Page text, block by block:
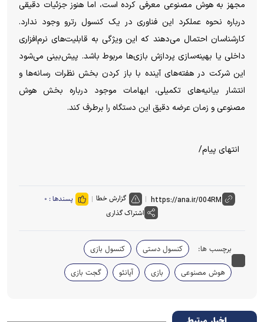
مجهز به هوش مصنوعی معرفی کرده است، اما هنوز جزئیات دقیقی
درباره نحوه عملکرد این فناوری در یک کنسول رترو وجود ندارد.
کارشناسان احتمال می‌دهند که این ویژگی به قابلیت‌های نرم‌افزاری
داخلی یا بهینه‌سازی پردازش بازی‌ها مربوط باشد. پیش‌بینی می‌شود
این شرکت در هفته‌های آینده با باز کردن بخش نظرات رسانه‌ها و
انتشار بیانیه‌های تکمیلی، ابهامات موجود درباره بخش هوش
مصنوعی و زمان عرضه دقیق این دستگاه را برطرف کند.
انتهای پیام/
گزارش خطا پسندها : ۰
اشتراک گذاری
برچسب ها: کنسول دستی
کنسول بازی
هوش مصنوعی
بازی آیانئو گجت بازی